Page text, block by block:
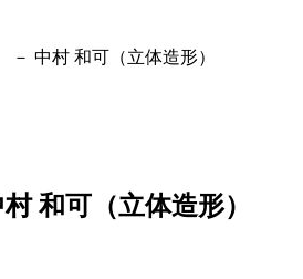
中村 和可（立体造形）
和可（立体造形）